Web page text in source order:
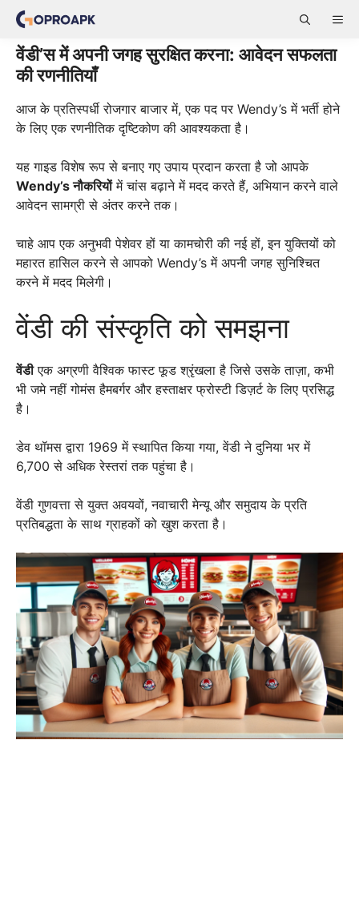
Skip
content
वेंडी’स में अपनी जगह सुरक्षित करना: आवेदन सफलता
की रणनीतियाँ
आज के प्रतिस्पर्धी रोजगार बाजार में, एक पद पर Wendy’s में भर्ती होने
के लिए एक रणनीतिक दृष्टिकोण की आवश्यकता है।
यह गाइड विशेष रूप से बनाए गए उपाय प्रदान करता है जो आपके
Wendy’s नौकरियोंमें चांस बढ़ाने में मदद करते हैं, अभियान करने वाले
आवेदन सामग्री से अंतर करने तक।
चाहे आप एक अनुभवी पेशेवर हों या कामचोरी की नई हों, इन युक्तियों को
महारत हासिल करने से आपको Wendy’s में अपनी जगह सुनिश्चित
करने में मदद मिलेगी।
वेंडी की संस्कृति को समझना
वेंडीएक अग्रणी वैश्विक फास्ट फूड श्रृंखला है जिसे उसके ताज़ा, कभी
भी जमे नहीं गोमंस हैमबर्गर और हस्ताक्षर फ्रोस्टी डिज़र्ट के लिए प्रसिद्ध
है।
डेव थॉमस द्वारा 1969 में स्थापित किया गया, वेंडी ने दुनिया भर में
6,700 से अधिक रेस्तरां तक पहुंचा है।
वेंडी गुणवत्ता से युक्त अवयवों, नवाचारी मेन्यू और समुदाय के प्रति
प्रतिबद्धता के साथ ग्राहकों को खुश करता है।